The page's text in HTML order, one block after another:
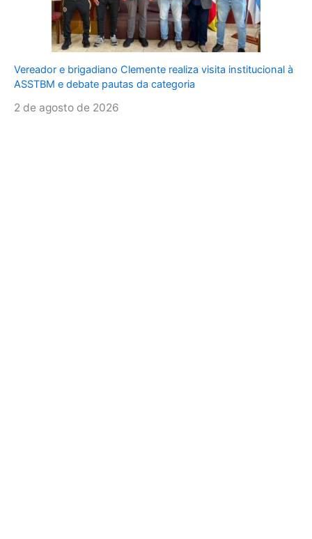
Vereador e brigadiano Clemente realiza visita institucional à
ASSTBM e debate pautas da categoria
2 de agosto de 2026